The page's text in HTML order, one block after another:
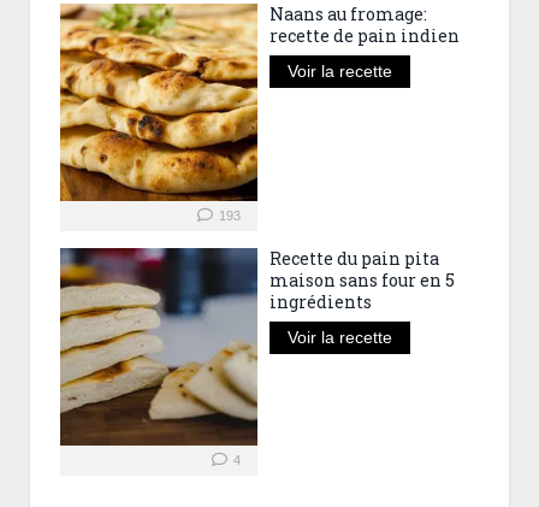
193
Naans au fromage:
recette de pain indien
Voir la recette
4
Recette du pain pita
maison sans four en 5
ingrédients
Voir la recette